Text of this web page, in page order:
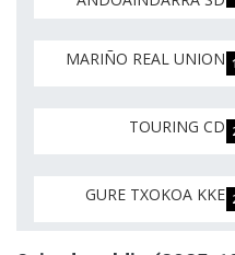
MARIÑO REAL UNION 1
TOURING CD
GURE TXOKOA KKE